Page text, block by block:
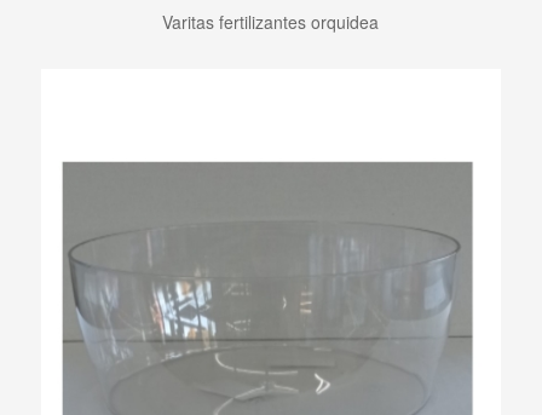
Varitas fertilizantes orquidea